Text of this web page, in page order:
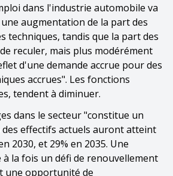
dans l'industrie automobile va
augmentation de la part des
techniques, tandis que la part des
reculer, mais plus modérément
d'une demande accrue pour des
accrues". Les fonctions
tendent à diminuer.
dans le secteur "constitue un
des effectifs actuels auront atteint
2030, et 29% en 2035. Une
la fois un défi de renouvellement
une opportunité de